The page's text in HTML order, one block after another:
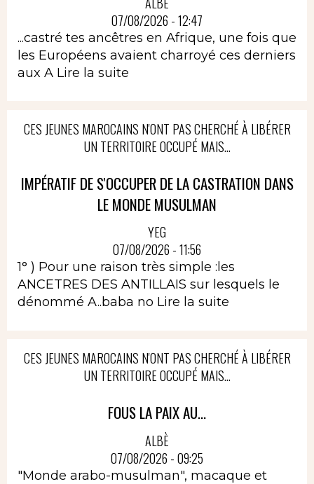
07/08/2026 - 12:47
...castré tes ancêtres en Afrique, une fois que
les Européens avaient charroyé ces derniers
aux A Lire la suite
CES JEUNES MAROCAINS N'ONT PAS CHERCHÉ À LIBÉRER
UN TERRITOIRE OCCUPÉ MAIS...
IMPÉRATIF DE S'OCCUPER DE LA CASTRATION DANS
LE MONDE MUSULMAN
YEG
07/08/2026 - 11:56
1° ) Pour une raison très simple :les
ANCETRES DES ANTILLAIS sur lesquels le
dénommé A..baba no Lire la suite
CES JEUNES MAROCAINS N'ONT PAS CHERCHÉ À LIBÉRER
UN TERRITOIRE OCCUPÉ MAIS...
FOUS LA PAIX AU...
ALBÈ
07/08/2026 - 09:25
"Monde arabo-musulman", macaque et